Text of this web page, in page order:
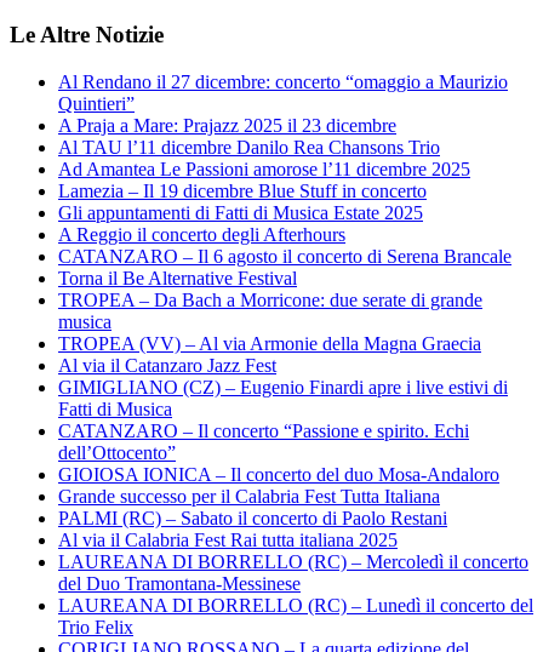
Le Altre Notizie
Al Rendano il 27 dicembre: concerto “omaggio a Maurizio
Quintieri”
A Praja a Mare: Prajazz 2025 il 23 dicembre
Al TAU l’11 dicembre Danilo Rea Chansons Trio
Ad Amantea Le Passioni amorose l’11 dicembre 2025
Lamezia – Il 19 dicembre Blue Stuff in concerto
Gli appuntamenti di Fatti di Musica Estate 2025
A Reggio il concerto degli Afterhours
CATANZARO – Il 6 agosto il concerto di Serena Brancale
Torna il Be Alternative Festival
TROPEA – Da Bach a Morricone: due serate di grande
musica
TROPEA (VV) – Al via Armonie della Magna Graecia
Al via il Catanzaro Jazz Fest
GIMIGLIANO (CZ) – Eugenio Finardi apre i live estivi di
Fatti di Musica
CATANZARO – Il concerto “Passione e spirito. Echi
dell’Ottocento”
GIOIOSA IONICA – Il concerto del duo Mosa-Andaloro
Grande successo per il Calabria Fest Tutta Italiana
PALMI (RC) – Sabato il concerto di Paolo Restani
Al via il Calabria Fest Rai tutta italiana 2025
LAUREANA DI BORRELLO (RC) – Mercoledì il concerto
del Duo Tramontana-Messinese
LAUREANA DI BORRELLO (RC) – Lunedì il concerto del
Trio Felix